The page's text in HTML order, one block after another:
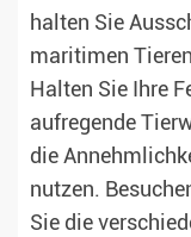
halten Sie
maritimen
Halten Sie Ihre
aufregende
die
nutzen.
Sie die